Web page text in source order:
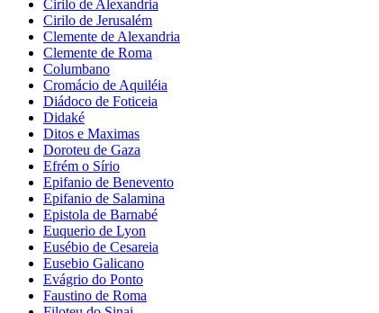
Cirilo de Alexandria
Cirilo de Jerusalém
Clemente de Alexandria
Clemente de Roma
Columbano
Cromácio de Aquiléia
Diádoco de Foticeia
Didaké
Ditos e Maximas
Doroteu de Gaza
Efrém o Sírio
Epifanio de Benevento
Epifanio de Salamina
Epistola de Barnabé
Euquerio de Lyon
Eusébio de Cesareia
Eusebio Galicano
Evágrio do Ponto
Faustino de Roma